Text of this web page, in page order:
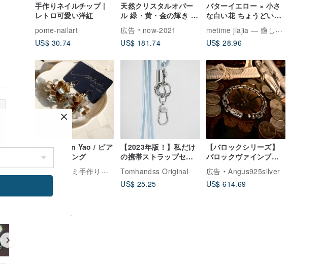
手作りネイルチップ |
レトロ可愛い洋紅
pome-nailart
US$ 30.74
天然クリスタルオパー
ル 緑・黄・金の輝き プ
レイオブカラー豊かな
純銀ネックレス コレク
ション向けライトジュ
広告
now-2021
US$ 181.74
バターイエロー × 小さ
な白い花 ちょうどいい
可愛さと清潔感 ハンド
メイドのネイルチップ
metime jiajia — 癒しのつけ爪
US$ 28.96
炫耀 - Xuan Yao / ピア
ス・イヤリング
広告
厶ツミ手作り研究室
【2023年版！】私だけ
の携帯ストラップセッ
ト シルクミルクブルー
Tomhandss Original
US$ 25.25
【バロックシリーズ】
バロックヴァインブレ
スレット / スターリン
グシルバー
広告
Angus925silver
US$ 614.69